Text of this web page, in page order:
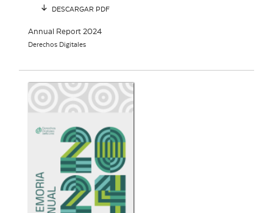
DESCARGAR PDF
Annual Report 2024
Derechos Digitales